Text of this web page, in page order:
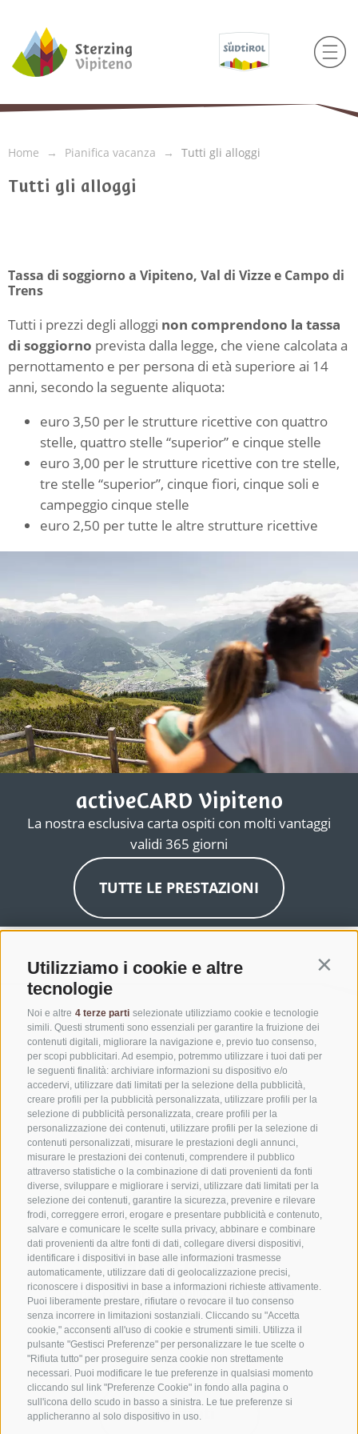
Utilizziamo i cookie e altre
tecnologie
Noi e altre 4 terze parti selezionate utilizziamo cookie e tecnologie
simili. Questi strumenti sono essenziali per garantire la fruizione dei
contenuti digitali, migliorare la navigazione e, previo tuo consenso,
per scopi pubblicitari. Ad esempio, potremmo utilizzare i tuoi dati per
le seguenti finalità: archiviare informazioni su dispositivo e/o
accedervi, utilizzare dati limitati per la selezione della pubblicità,
creare profili per la pubblicità personalizzata, utilizzare profili per la
selezione di pubblicità personalizzata, creare profili per la
personalizzazione dei contenuti, utilizzare profili per la selezione di
contenuti personalizzati, misurare le prestazioni degli annunci,
misurare le prestazioni dei contenuti, comprendere il pubblico
attraverso statistiche o la combinazione di dati provenienti da fonti
diverse, sviluppare e migliorare i servizi, utilizzare dati limitati per la
selezione dei contenuti, garantire la sicurezza, prevenire e rilevare
frodi, correggere errori, erogare e presentare pubblicità e contenuto,
salvare e comunicare le scelte sulla privacy, abbinare e combinare
dati provenienti da altre fonti di dati, collegare diversi dispositivi,
identificare i dispositivi in base alle informazioni trasmesse
automaticamente, utilizzare dati di geolocalizzazione precisi,
riconoscere i dispositivi in base a informazioni richieste attivamente.
Puoi liberamente prestare, rifiutare o revocare il tuo consenso
senza incorrere in limitazioni sostanziali. Cliccando su "Accetta
cookie," acconsenti all'uso di cookie e strumenti simili. Utilizza il
pulsante "Gestisci Preferenze" per personalizzare le tue scelte o
"Rifiuta tutto" per proseguire senza cookie non strettamente
necessari. Puoi modificare le tue preferenze in qualsiasi momento
cliccando sul link "Preferenze Cookie" in fondo alla pagina o
sull'icona dello scudo in basso a sinistra. Le tue preferenze si
applicheranno al solo dispositivo in uso.
Home Pianifica vacanza Tutti gli alloggi
Tutti gli alloggi
Tassa di soggiorno a Vipiteno, Val di Vizze e Campo di
Trens
Tutti i prezzi degli alloggi non comprendono la tassa
di soggiorno prevista dalla legge, che viene calcolata a
pernottamento e per persona di età superiore ai 14
anni, secondo la seguente aliquota:
euro 3,50 per le strutture ricettive con quattro
stelle, quattro stelle “superior” e cinque stelle
euro 3,00 per le strutture ricettive con tre stelle,
tre stelle “superior”, cinque fiori, cinque soli e
campeggio cinque stelle
euro 2,50 per tutte le altre strutture ricettive
activeCARD Vipiteno
La nostra esclusiva carta ospiti con molti vantaggi
validi 365 giorni
TUTTE LE PRESTAZIONI
CONTATTACI
+39 0472 765325
info@vipiteno.com
NEWSLETTER
Rimani aggiornato sulle nostre offerte
Registrati